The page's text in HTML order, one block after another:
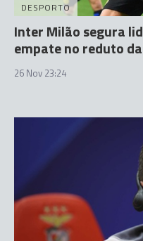
DESPORTO
Inter Milão segura
empate no reduto
26 Nov 23:24